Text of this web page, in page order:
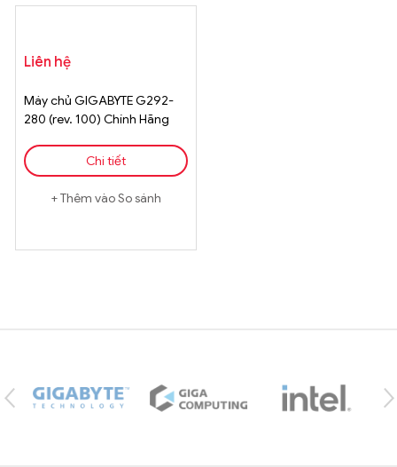
Liên hệ
Máy chủ GIGABYTE G292-
280 (rev. 100) Chính Hãng
Chi tiết
Thêm vào So sánh